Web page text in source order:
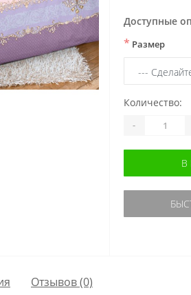
Доступные
* Размер
Количество:
-
В
Отзывов (0)